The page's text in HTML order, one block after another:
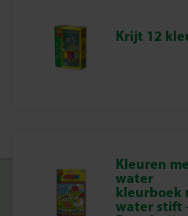
je kind een speelse
Krijt 12
Kleuren
water
kleurboek
water stift